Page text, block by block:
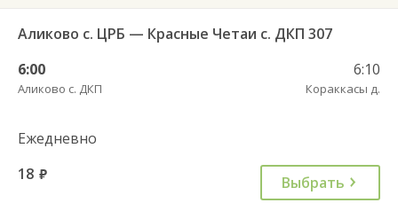
Аликово с. ЦРБ — Красные Четаи с. ДКП 307
6:00
Аликово с. ДКП
6:10
Кораккасы д.
Ежедневно
18 руб. Выбрать